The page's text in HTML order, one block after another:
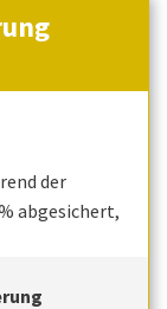
der
abgesichert,